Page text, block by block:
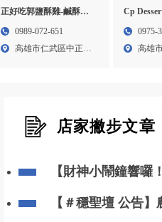
正好吃郭鹽酥雞-鹹酥雞
加盟,鹹酥雞創業,高雄鹹
0989-072-651
高雄市仁武區中正路
Cp
燴,甜點店
0975-
高雄
店家撇步文章
【財神小鬧鐘響囉
【＃穩聖壇 公告